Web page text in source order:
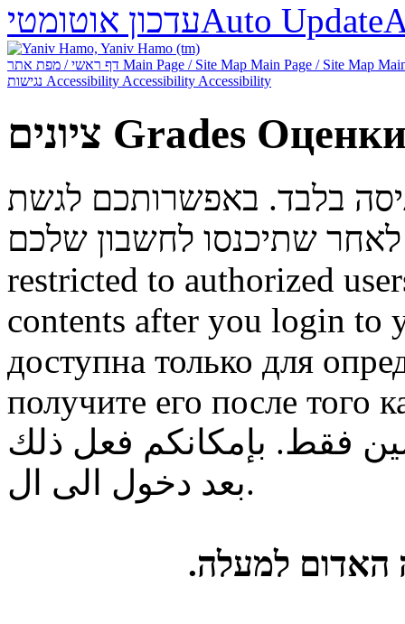
עדכון אוטומטיAuto Update
Main Page / Site Map Main Page / Site Map
Accessibility Accessibility Accessibility
ציונים Grades
בלבד. באפשרותכם לגשת
restricted to authorized
contents after you login to
доступна только для
получите его после того
فقط. بإمكانكم فعل ذلك
بعد دخول الى ال.
האדום למעלה.